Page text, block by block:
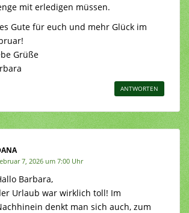
mit erledigen müssen.
Gute für euch und mehr Glück im
Grüße
ANTWORTEN
7, 2026 um 7:00 Uhr
Barbara,
Urlaub war wirklich toll! Im
denkt man sich auch, zum